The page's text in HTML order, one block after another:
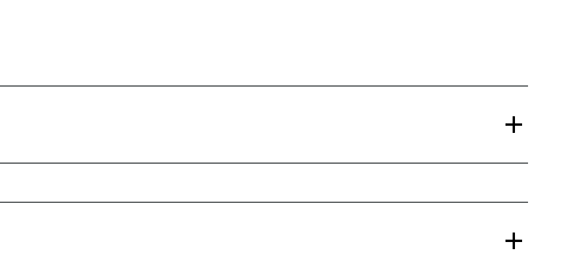
macht